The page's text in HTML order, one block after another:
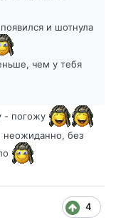
и шотнула
чем у тебя
- погожу
неожиданно, без
4